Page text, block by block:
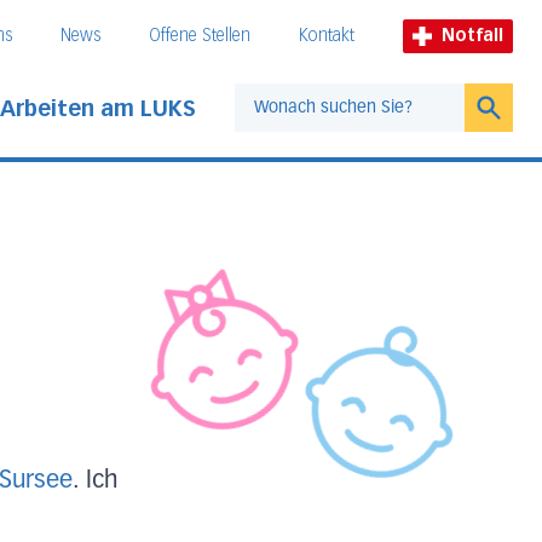
News Offene Stellen Kontakt Notfall
Arbeiten am LUKS
. Ich